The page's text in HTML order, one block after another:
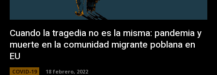
Cuando la tragedia no es la misma: pandemia y
muerte en la comunidad migrante poblana en
EU
COVID-19 18 febrero, 2022